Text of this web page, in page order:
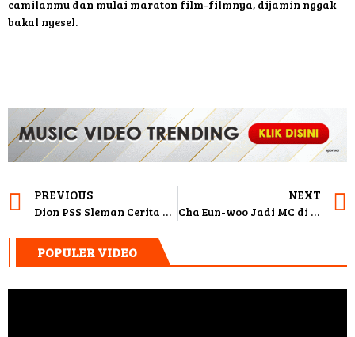
camilanmu dan mulai maraton film-filmnya, dijamin nggak
bakal nyesel.
PREVIOUS
Dion PSS Sleman Cerita Perjalanan ke Timnas di Podcast Kopi Pait Pensa TV
NEXT
Cha Eun-woo Jadi MC di Jamuan Makan Malam APEC, Bikin Dunia Nengok Lagi ke K-Pop
POPULER VIDEO